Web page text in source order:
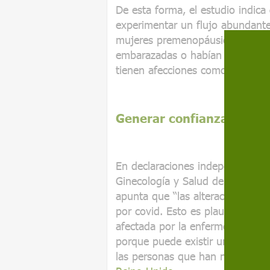
De esta forma, el estudio
experimentar un flujo
mujeres premenopáusicas, las
embarazadas o habían dado a
tienen afecciones como
Generar confianza en el
En declaraciones independientes,
Ginecología y Salud de la
apunta que “las alteraciones
por covid. Esto es plausible, ya
afectada por la enfermedad y el
porque puede existir un sesgo
las personas que han notado